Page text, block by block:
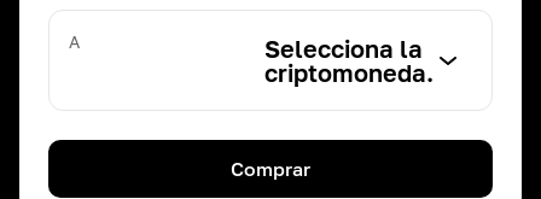
A
Selecciona la
criptomoneda.
Comprar